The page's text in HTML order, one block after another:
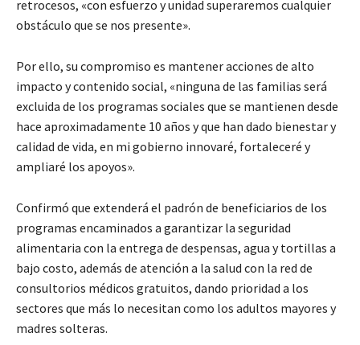
retrocesos, «con esfuerzo y unidad superaremos cualquier
obstáculo que se nos presente».
Por ello, su compromiso es mantener acciones de alto
impacto y contenido social, «ninguna de las familias será
excluida de los programas sociales que se mantienen desde
hace aproximadamente 10 años y que han dado bienestar y
calidad de vida, en mi gobierno innovaré, fortaleceré y
ampliaré los apoyos».
Confirmó que extenderá el padrón de beneficiarios de los
programas encaminados a garantizar la seguridad
alimentaria con la entrega de despensas, agua y tortillas a
bajo costo, además de atención a la salud con la red de
consultorios médicos gratuitos, dando prioridad a los
sectores que más lo necesitan como los adultos mayores y
madres solteras.